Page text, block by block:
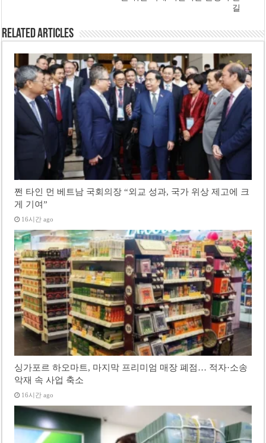
길
Related Articles
쩐 타인 먼 베트남 국회의장 “외교 성과, 국가 위상 제고에 크
게 기여”
16시간 ago
싱가포르 하오마트, 마지막 프리미엄 매장 폐점… 적자·소송
악재 속 사업 축소
16시간 ago